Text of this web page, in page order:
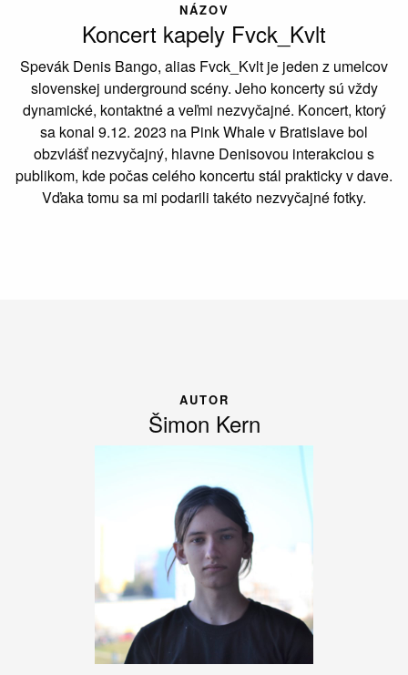
NÁZOV
Koncert kapely Fvck_Kvlt
Spevák Denis Bango, alias Fvck_Kvlt je jeden z umelcov
slovenskej underground scény. Jeho koncerty sú vždy
dynamické, kontaktné a veľmi nezvyčajné. Koncert, ktorý
sa konal 9.12. 2023 na Pink Whale v Bratislave bol
obzvlášť nezvyčajný, hlavne Denisovou interakciou s
publikom, kde počas celého koncertu stál prakticky v dave.
Vďaka tomu sa mi podarili takéto nezvyčajné fotky.
AUTOR
Šimon Kern